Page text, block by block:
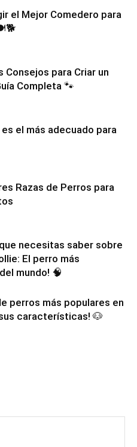
el Mejor Comedero para
Consejos para Criar un
Completa 🐾
el más adecuado para
Razas de Perros para
necesitas saber sobre
El perro más
mundo! 🧠
perros más populares en
características! 🐶